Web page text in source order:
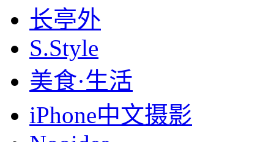
长亭外
S.Style
美食·生活
iPhone中文摄影